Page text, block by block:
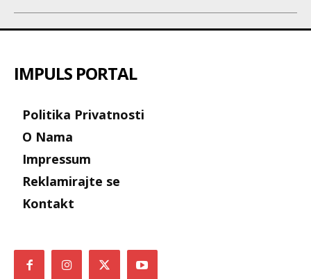
IMPULS PORTAL
Politika Privatnosti
O Nama
Impressum
Reklamirajte se
Kontakt